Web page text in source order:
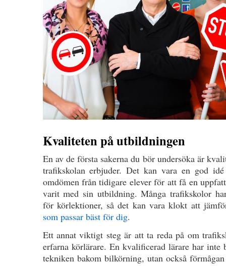
Kvaliteten på utbildningen
En av de första sakerna du bör undersöka är
trafikskolan erbjuder. Det kan vara en god
omdömen från tidigare elever för att få en
varit med sin utbildning. Många trafikskolor
för körlektioner, så det kan vara klokt att
som passar bäst för dig.
Ett annat viktigt steg är att ta reda på om
erfarna körlärare. En kvalificerad lärare har inte
tekniken bakom bilkörning, utan också